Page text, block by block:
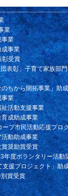
業
業
事業
彰受賞
表彰」子育て家族部
ちから開拓事業」助
業
活動支援事業
成助成事業
プ市民活動応援プロ
動助成事業
奨励賞受賞
年度ボランタリー活動
援プロジェクト」助
賞受賞